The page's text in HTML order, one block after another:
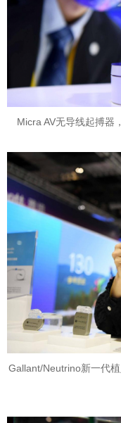
Micra AV无导线起搏器
Gallant/Neutrino新一代